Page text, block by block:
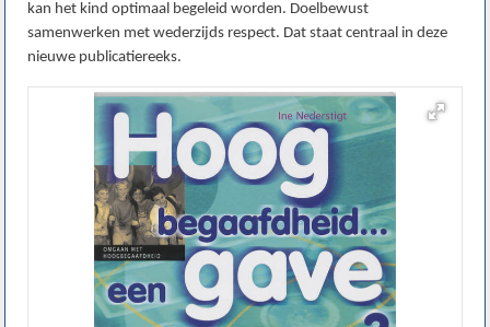
kan het kind optimaal begeleid worden. Doelbewust
samenwerken met wederzijds respect. Dat staat centraal in deze
nieuwe publicatiereeks.